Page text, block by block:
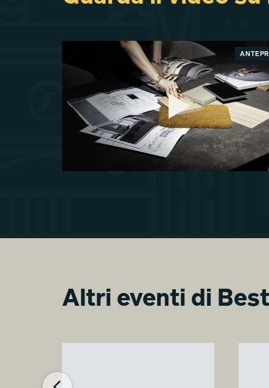
Altri eventi di